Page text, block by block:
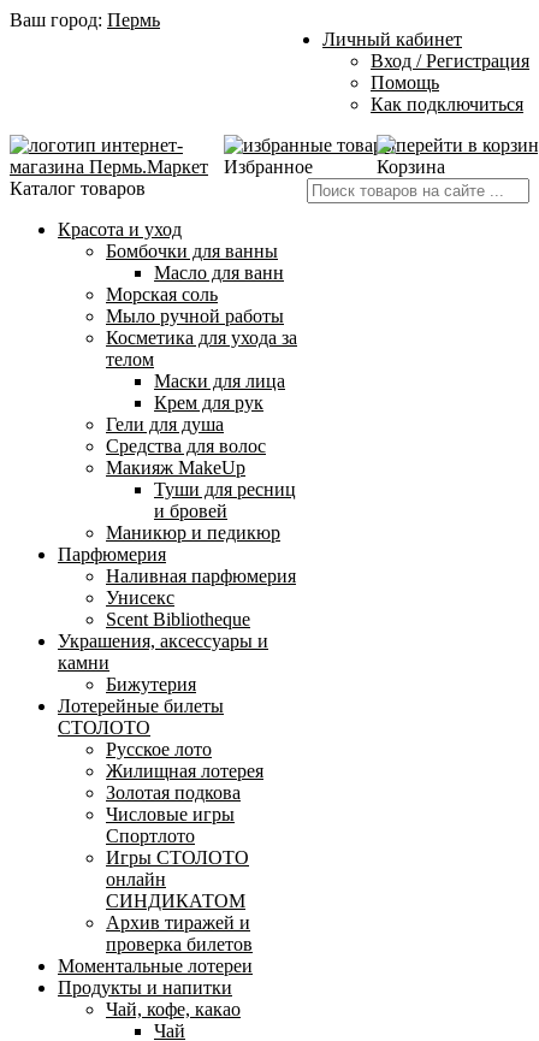
Ваш город: Пермь
Личный кабинет
Вход / Регистрация
Помощь
Как подключиться
Избранное
Корзина
Каталог товаров
Красота и уход
Бомбочки для ванны
Масло для ванн
Морская соль
Мыло ручной работы
Косметика для ухода за
телом
Маски для лица
Крем для рук
Гели для душа
Средства для волос
Макияж MakeUp
Туши для ресниц
и бровей
Маникюр и педикюр
Парфюмерия
Наливная парфюмерия
Унисекс
Scent Bibliotheque
Украшения, аксессуары и
камни
Бижутерия
Лотерейные билеты
СТОЛОТО
Русское лото
Жилищная лотерея
Золотая подкова
Числовые игры
Спортлото
Игры СТОЛОТО
онлайн
СИНДИКАТОМ
Архив тиражей и
проверка билетов
Моментальные лотереи
Продукты и напитки
Чай, кофе, какао
Чай